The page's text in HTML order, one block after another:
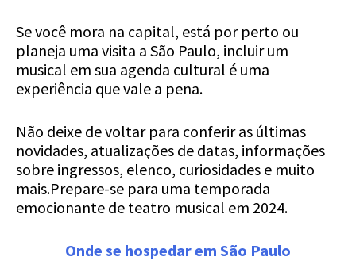
Se você mora na capital, está por perto ou
planeja uma visita a São Paulo, incluir um
musical em sua agenda cultural é uma
experiência que vale a pena.
Não deixe de voltar para conferir as últimas
novidades, atualizações de datas, informações
sobre ingressos, elenco, curiosidades e muito
mais.Prepare-se para uma temporada
emocionante de teatro musical em 2024.
Onde se hospedar em São Paulo